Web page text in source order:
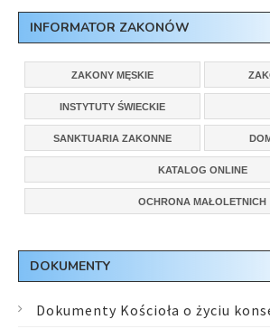
INFORMATOR ZAKONÓW
ZAKONY MĘSKIE
INSTYTUTY ŚWIECKIE
SANKTUARIA ZAKONNE
KATALOG ONLINE
OCHRONA MAŁOLETNICH
DOKUMENTY
Dokumenty Kościoła o życiu